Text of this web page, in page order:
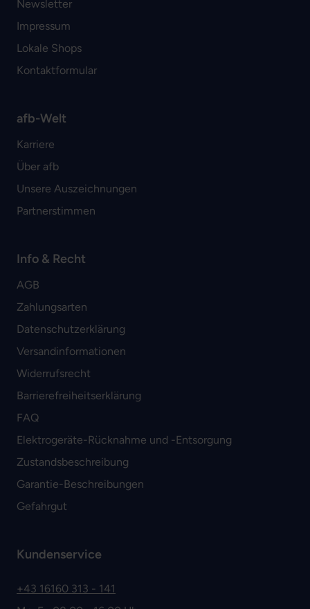
Newsletter
Impressum
Lokale Shops
Kontaktformular
afb-Welt
Karriere
Über afb
Unsere Auszeichnungen
Partnerstimmen
Info & Recht
AGB
Zahlungsarten
Datenschutzerklärung
Versandinformationen
Widerrufsrecht
Barrierefreiheitserklärung
FAQ
Elektrogeräte-Rücknahme und -Entsorgung
Zustandsbeschreibung
Garantie-Beschreibungen
Gefahrgut
Kundenservice
+43 16160 313 - 141